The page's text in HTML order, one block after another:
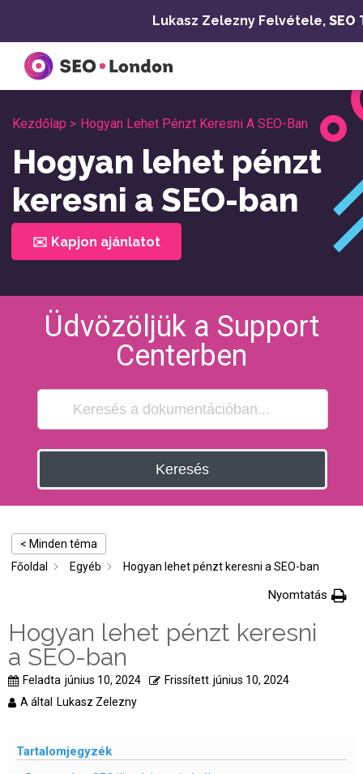
tartalomra
Lukasz Zelezny Felvétele, SEO
Kezdőlap > Hogyan Lehet Pénzt Keresni A SEO-Ban
Hogyan lehet pénzt
keresni a SEO-ban
✉️ Kapjon ajánlatot
Üdvözöljük a Support
Centerben
Keresés
< Minden téma
Főoldal
Egyéb Hogyan lehet pénzt keresni a SEO-ban
Nyomtatás
Hogyan lehet pénzt keresni
a SEO-ban
Feladta június 10, 2024 Frissített június 10, 2024
A által
Lukasz Zelezny
Tartalomjegyzék